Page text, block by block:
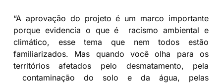
“A aprovação do projeto é um marco importante
porque evidencia o que é racismo ambiental e
climático, esse tema que nem todos estão
familiarizados. Mas quando você olha para os
territórios afetados pelo desmatamento, pela
contaminação do solo e da água, pelas